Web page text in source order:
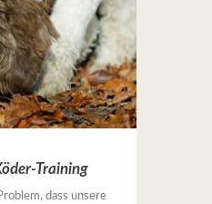
Training
dass unsere